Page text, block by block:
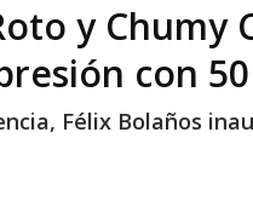
y Chumy
con
Félix Bolaños